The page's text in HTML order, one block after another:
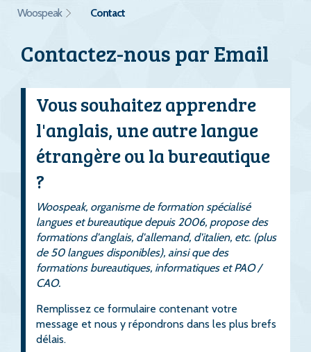
Woospeak Contact
Contactez-nous par Email
Vous souhaitez apprendre
l'anglais, une autre langue
étrangère ou la bureautique
?
Woospeak, organisme de formation spécialisé
langues et bureautique depuis 2006, propose des
formations d'anglais, d'allemand, d'italien, etc. (plus
de 50 langues disponibles), ainsi que des
formations bureautiques, informatiques et PAO /
CAO.
Remplissez ce formulaire contenant votre
message et nous y répondrons dans les plus brefs
délais.